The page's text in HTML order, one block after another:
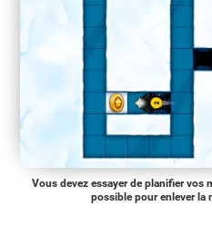
Vous devez essayer de planifier vos
possible pour enlever la